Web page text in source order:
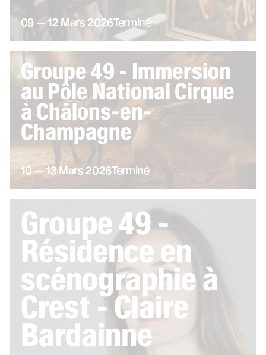
du
09 —au
12 mars
Mars 2026Terminé
Groupe 49 - Immersion
au Pôle National Cirque
à Châlons-en-
Champagne
du
10 —au
13 mars
Mars 2026Terminé
Groupe 49 -
Résidence en
scénographie à
Crest - Claire
Bardainne